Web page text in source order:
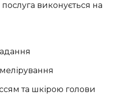
виконується на
та шкірою голови